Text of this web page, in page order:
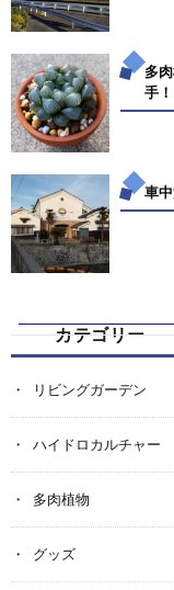
多
手！
車
カテゴリー
リビングガーデン
ハイドロカルチャー
多肉植物
グッズ